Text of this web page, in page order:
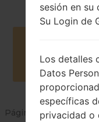
Página principal →
sesión en su
Su Login de
Los detalles
Datos
específicas
privacidad o